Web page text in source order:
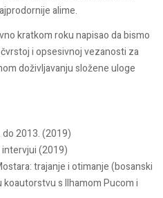
alime.
kratkom roku napisao da bismo
i opsesivnoj vezanosti za
doživljavanju složene uloge
2013. (2019)
intervjui (2019)
trajanje i otimanje (bosanski
s Ilhamom Pucom i